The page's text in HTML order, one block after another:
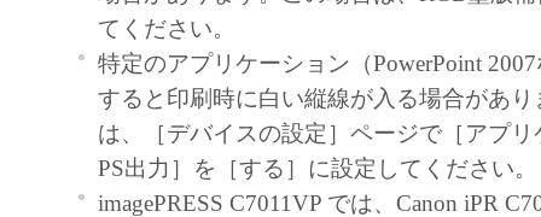
「本ソフトウェア」を使用させることがで
るコンピューターの使用者に本契約書上の
を遵守させるとともに、その履行に関し全
を条件とします。
(2) お客様は、上記(1)に基づいて「本ソフ
するためのバックアップとして、「本ソフ
てください。
特定のアプリケーション（PowerPoint
すると印刷時に白い縦線が入る場合があ
は、［デバイスの設定］ページで［アプ
PS出力］を［する］に設定してください。
imagePRESS C7011VP では、Canon iPR